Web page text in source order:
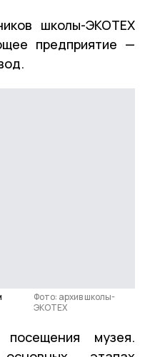
школы-ЭКОТЕХ
предприятие —
Фото: архив школы-
ЭКОТЕХ
музея.